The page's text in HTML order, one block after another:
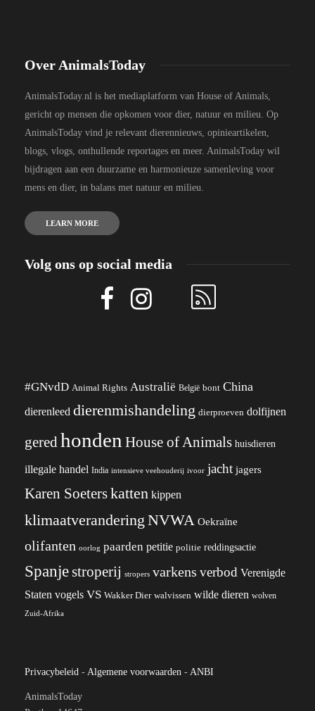
Over AnimalsToday
AnimalsToday.nl is het mediaplatform van House of Animals,
gericht op mensen die opkomen voor dier, natuur en milieu. Op
AnimalsToday vind je relevant dierennieuws, opinieartikelen,
blogs, vlogs, onthullende reportages en meer. AnimalsToday wil
bijdragen aan een duurzame en harmonieuze samenleving voor
mens en dier, in balans met natuur en milieu.
LEARN MORE
Volg ons op social media
#GNvdD Animal Rights Australië België bont China
dierenleed dierenmishandeling dierproeven dolfijnen
geredhonden House of Animals huisdieren
illegale handel India intensieve veehouderij ivoor jacht jagers
Karen Soeterskatten kippen
klimaatverandering NVWA Oekraïne
olifanten oorlog paarden petitie politie reddingsactie
Spanjestroperij stropers varkens verbod Verenigde
Staten vogels VS Wakker Dier walvissen wilde dieren wolven
Zuid-Afrika
Privacybeleid - Algemene voorwaarden - ANBI
AnimalsToday